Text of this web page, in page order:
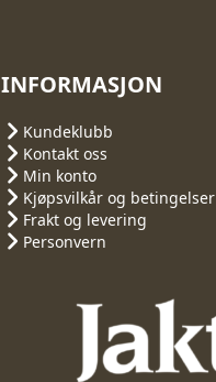
INFORMASJON
Kundeklubb
Kontakt oss
Min konto
Kjøpsvilkår og betingelser
Frakt og levering
Personvern